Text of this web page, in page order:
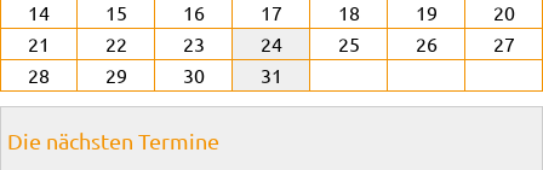
14
15 16 17 18 19
20
21
22 23 24 25 26
27
28
29 30 31
Die nächsten Termine